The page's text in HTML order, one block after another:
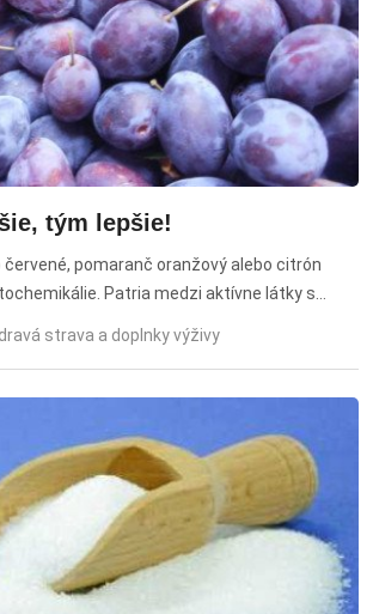
tým lepšie!
červené, pomaranč oranžový alebo citrón
Patria medzi aktívne látky s
náš organizmus.
strava a doplnky výživy